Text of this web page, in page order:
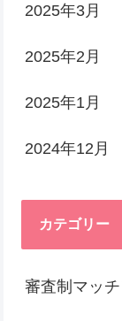
2025年3月
2025年2月
2025年1月
2024年12月
カテゴリー
審査制マッ